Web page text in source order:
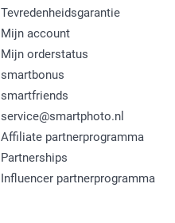
Tevredenheidsgarantie
Mijn account
Mijn orderstatus
smartbonus
smartfriends
service@smartphoto.nl
Affiliate partnerprogramma
Partnerships
Influencer partnerprogramma